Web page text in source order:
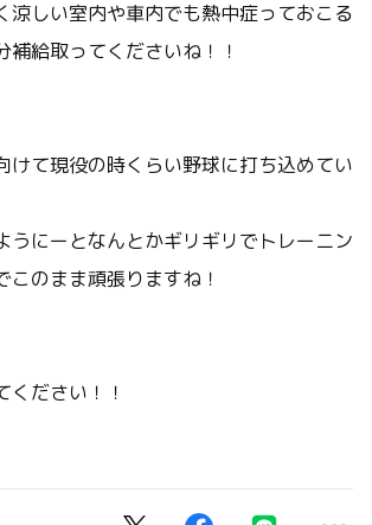
涼しい室内や車内でも熱中症っておこる
補給取ってくださいね！！
けて現役の時くらい野球に打ち込めてい
うにーとなんとかギリギリでトレーニン
このまま頑張りますね！
ください！！